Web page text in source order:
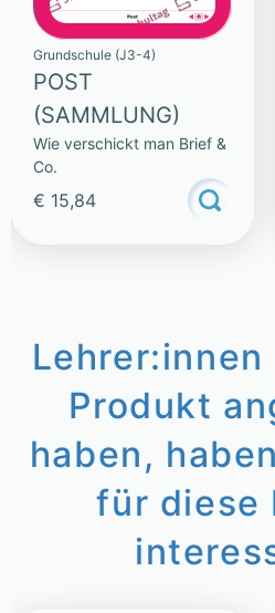
Grundschule (J3-4)
POST
(SAMMLUNG)
Wie verschickt man Brief &
Co.
€ 15,84
Produkt
haben,
für diese